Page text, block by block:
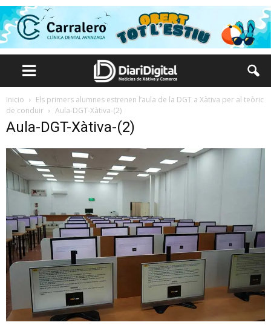
Inicio
Els primers alumnes estrenen l’aula de la DGT a Xàtiva per al teòric
de conduir
Aula-DGT-Xàtiva-(2)
Aula-DGT-Xàtiva-(2)